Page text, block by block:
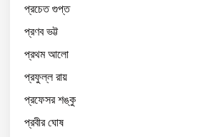
প্রচেত গুপ্ত
প্রণব ভট্ট
প্রথম আলো
প্রফুল্ল রায়
প্রফেসর শঙ্কু
প্রবীর ঘোষ